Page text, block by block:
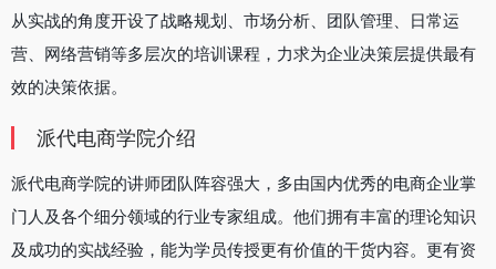
从实战的角度开设了战略规划、市场分析、团队管理、日常运
营、网络营销等多层次的培训课程，力求为企业决策层提供最有
效的决策依据。
派代电商学院介绍
派代电商学院的讲师团队阵容强大，多由国内优秀的电商企业掌
门人及各个细分领域的行业专家组成。他们拥有丰富的理论知识
及成功的实战经验，能为学员传授更有价值的干货内容。更有资